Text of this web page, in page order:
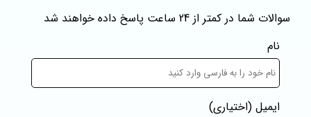
سوالات شما در کمتر از 24 ساعت پاسخ داده خواهند شد
نام
ایمیل (اختیاری)